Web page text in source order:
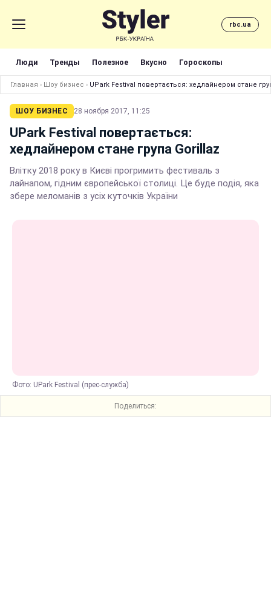
rbc.ua
Люди Тренды Полезное Вкусно Гороскопы
Главная › Шоу бизнес › UPark Festival повертається: хедлайнером стане
ШОУ БИЗНЕС 28 ноября 2017, 11:25
UPark Festival повертається:
хедлайнером стане група Gorillaz
Влітку 2018 року в Києві прогримить фестиваль з
лайнапом, гідним європейської столиці. Це буде подія, яка
збере меломанів з усіх куточків України
Фото: UPark Festival (прес-служба)
Поделиться: